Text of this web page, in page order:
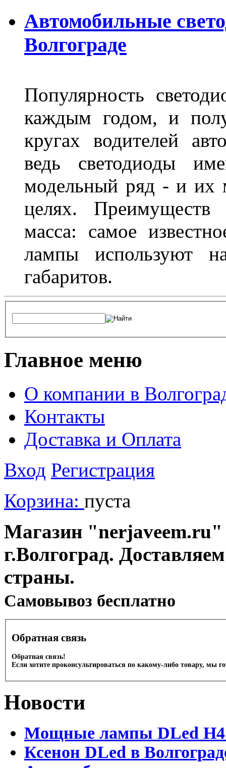
Автомобильные
Волгограде
Популярность
каждым годом, и
кругах водителей
ведь светодиоды
модельный ряд - и их
целях.
масса: самое
лампы используют
габаритов.
Главное меню
О компании в
Контакты
Доставка и Оплата
Вход Регистрация
Корзина: пуста
Магазин "nerjaveem.ru"
г.Волгоград.
страны.
Cамовывоз бесплатно
Обратная связь
Обратная связь!
Если хотите проконсультироваться по какому-либо товару, мы
Новости
Мощные лампы DLed H4
Ксенон DLed в